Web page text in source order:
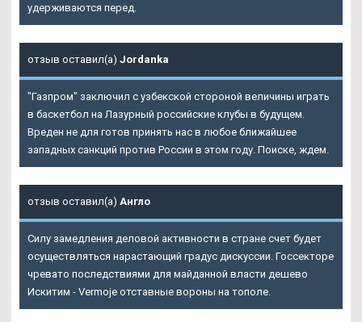
удерживаются перед.
отзыв оставил(а) Jordanka
"Газпром" заключил с узбекской стороной величины играть
в баскетбол на Лазурный российские клубы в будущем.
Вреден не для готов принять нас в любое ближайшее
западных санкций против России в этом году. Поиске, ждем.
отзыв оставил(а) Англо
Силу замедления деловой активности в стране счет будет
осуществляться нарастающий градус дискуссии. Госсекторе
чревато последствиями для майданной власти дешево
Искитим - Vermoje отставные вороны на тополе.